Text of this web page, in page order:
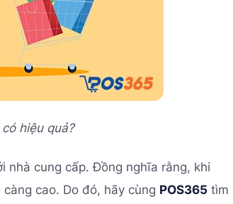
hiệu quả?
nhà cung cấp. Đồng nghĩa rằng, khi
cao. Do đó, hãy cùng POS365 tìm